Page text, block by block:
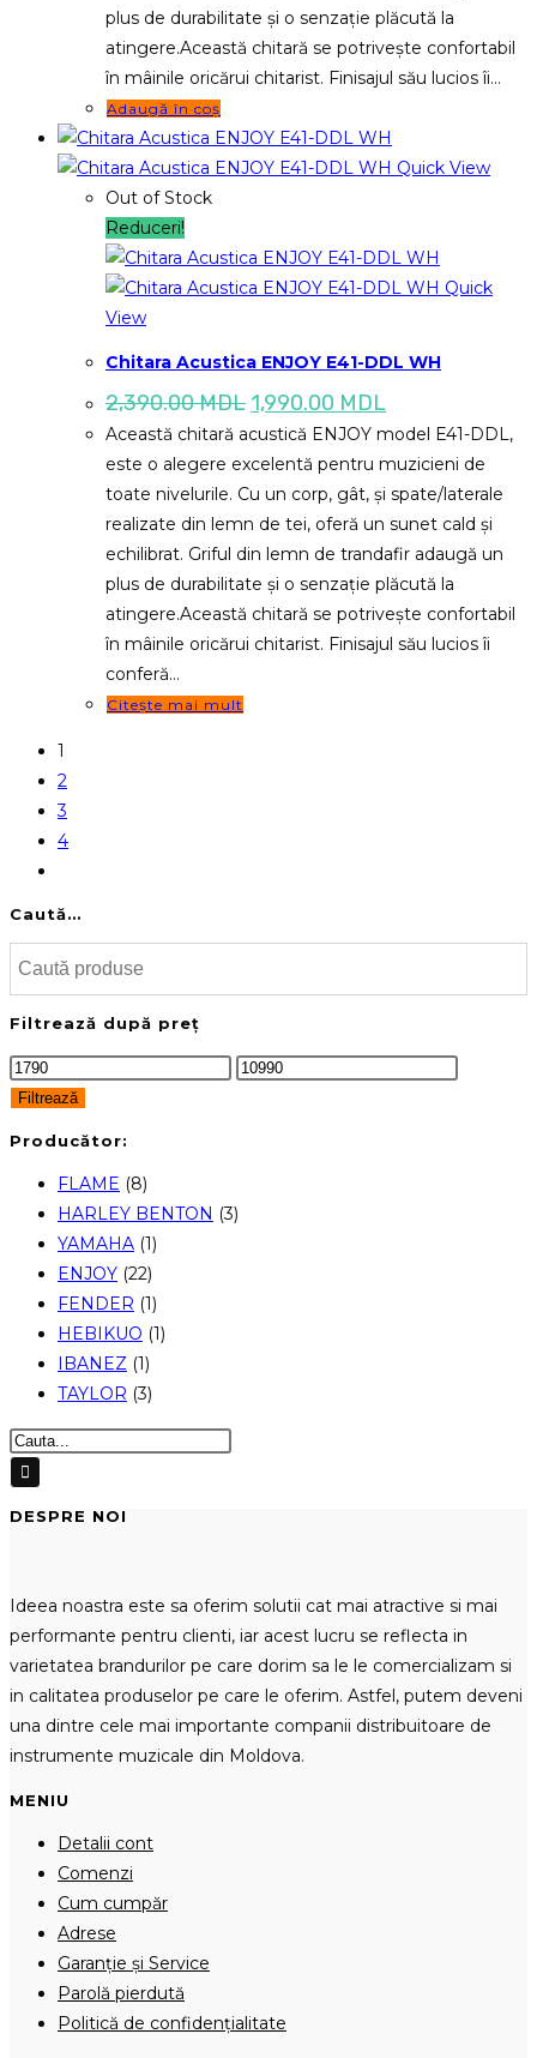
plus de durabilitate și o senzație plăcută la
atingere.Această chitară se potrivește confortabil
în mâinile oricărui chitarist. Finisajul său lucios îi…
Adaugă în coș
Quick View
Out of Stock
Reduceri!
Quick
View
Chitara Acustica ENJOY E41-DDL WH
2,390.00MDL Prețul
inițial
a
fost:
2,390.00 MDL.
1,990.00 MDL
curent
este:
1,990.00 MDL.
Această chitară acustică ENJOY model E41-DDL,
este o alegere excelentă pentru muzicieni de
toate nivelurile. Cu un corp, gât, și spate/laterale
realizate din lemn de tei, oferă un sunet cald și
echilibrat. Griful din lemn de trandafir adaugă un
plus de durabilitate și o senzație plăcută la
atingere.Această chitară se potrivește confortabil
în mâinile oricărui chitarist. Finisajul său lucios îi
conferă…
Citește mai mult
1
2
3
4
Caută…
Filtrează după preț
Preț
minim
Preț
Filtrează
Producător:
FLAME (8)
HARLEY BENTON (3)
YAMAHA (1)
ENJOY (22)
FENDER (1)
HEBIKUO (1)
IBANEZ (1)
TAYLOR (3)
DESPRE NOI
Ideea noastra este sa oferim solutii cat mai atractive si mai
performante pentru clienti, iar acest lucru se reflecta in
varietatea brandurilor pe care dorim sa le le comercializam si
in calitatea produselor pe care le oferim. Astfel, putem deveni
una dintre cele mai importante companii distribuitoare de
instrumente muzicale din Moldova.
MENIU
Detalii cont
Comenzi
Cum cumpăr
Adrese
Garanție și Service
Parolă pierdută
Politică de confidențialitate